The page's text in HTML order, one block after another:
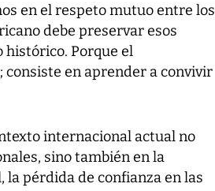
en el respeto mutuo entre los
debe preservar esos
Porque el
en aprender a convivir
internacional actual no
sino también en la
la pérdida de confianza en las